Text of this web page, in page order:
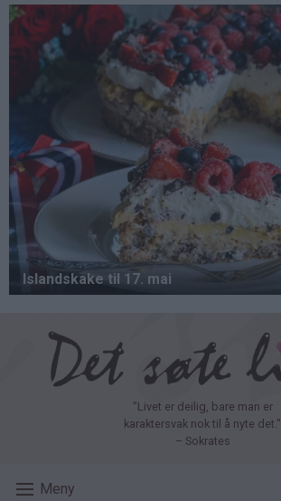
Hopp
hovedinnhold
"Livet er deilig, bare man er
karaktersvak nok til å nyte det."
– Sokrates
Meny